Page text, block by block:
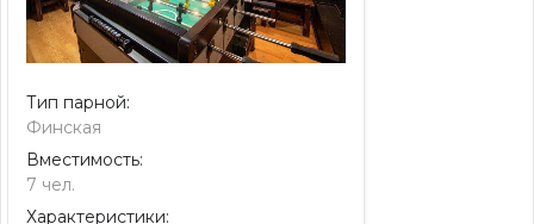
Тип парной:
Финская
Вместимость:
7 чел.
Характеристики: